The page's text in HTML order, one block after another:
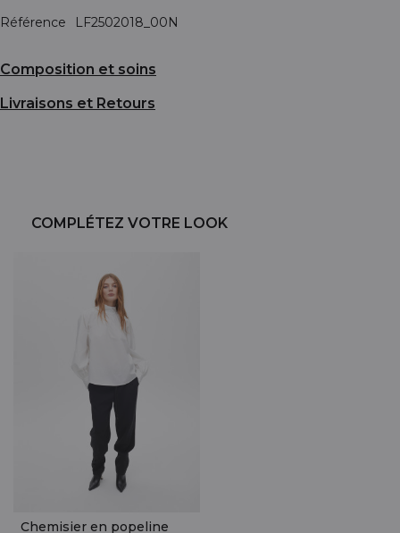
Référence
LF2502018_00N
Composition et soins
Livraisons et Retours
COMPLÉTEZ VOTRE LOOK
Chemisier en popeline